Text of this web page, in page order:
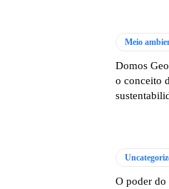
Meio
Domos
o conceito
O poder